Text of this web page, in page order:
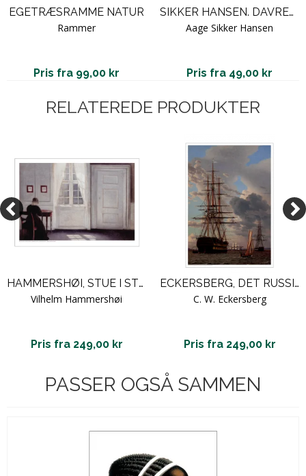
EGETRÆSRAMME NATUR
Rammer
Pris fra 99,00 kr
SIKKER HANSEN. DAVREGRYN.
Aage Sikker Hansen
Pris fra 49,00 kr
RELATEREDE PRODUKTER
HAMMERSHØI, STUE I STRANDGADE MED SOLSKIN PÅ GULVET
Vilhelm Hammershøi
Pris fra 249,00 kr
ECKERSBERG, DET RUSSISKE LINIESKIB "ASOW"
C. W. Eckersberg
Pris fra 249,00 kr
PASSER OGSÅ SAMMEN